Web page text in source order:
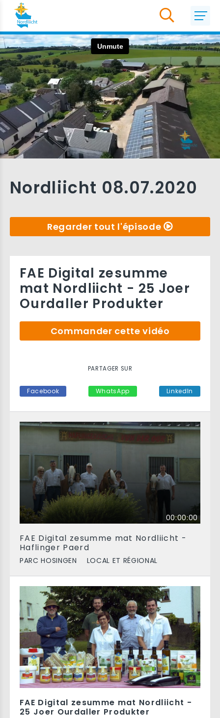
Nordliicht 08.07.2020
Regarder tout l'épisode
00:00:00
FAE Digital zesumme mat Nordliicht -
Haflinger Paerd
PARC HOSINGEN LOCAL ET RÉGIONAL
FAE Digital zesumme mat Nordliicht -
25 Joer Ourdaller Produkter
FAE Digital zesumme
mat Nordliicht - 25 Joer
Ourdaller Produkter
Commander cette vidéo
PARTAGER SUR
Facebook WhatsApp LinkedIn